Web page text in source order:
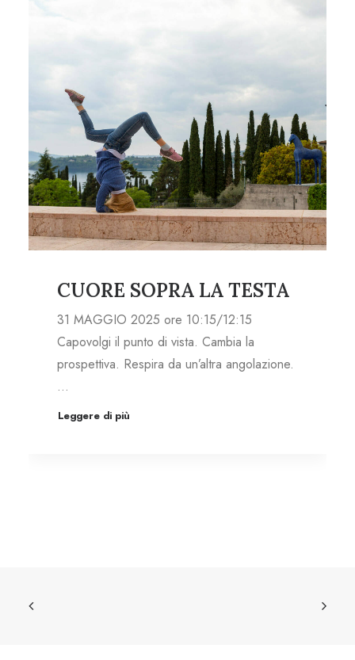
CUORE SOPRA LA TESTA
31 MAGGIO 2025 ore 10:15/12:15
Capovolgi il punto di vista. Cambia la
prospettiva. Respira da un’altra angolazione.
…
Leggere di più